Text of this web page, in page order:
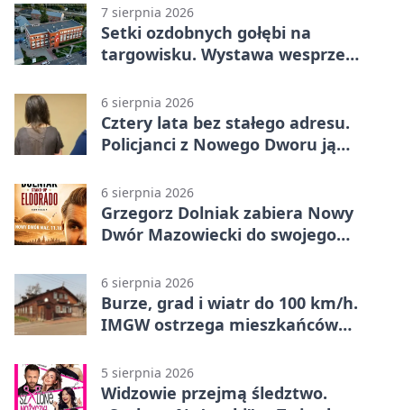
7 sierpnia 2026
Setki ozdobnych gołębi na
targowisku. Wystawa wesprze
6 sierpnia 2026
Cztery lata bez stałego adresu.
Policjanci z Nowego Dworu ją
6 sierpnia 2026
Grzegorz Dolniak zabiera Nowy
Dwór Mazowiecki do swojego
6 sierpnia 2026
Burze, grad i wiatr do 100 km/h.
IMGW ostrzega mieszkańców
5 sierpnia 2026
Widzowie przejmą śledztwo.